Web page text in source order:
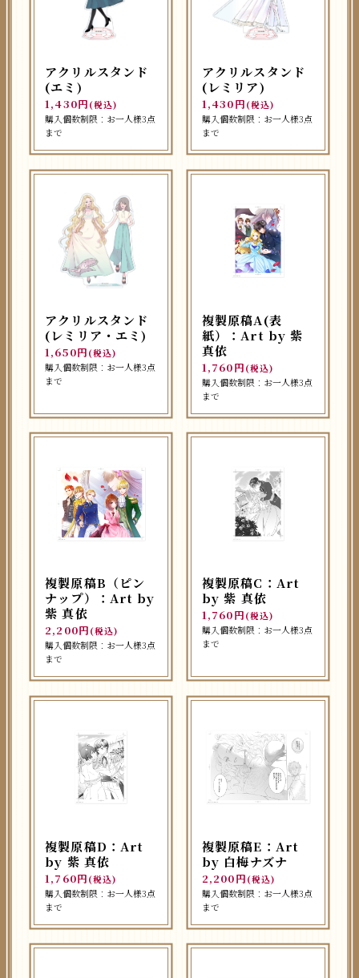
アクリルスタンド
(エミ)
1,430円 (税込)
購入個数制限：お一人様3点
まで
アクリルスタンド
(レミリア)
1,430円 (税込)
購入個数制限：お一人様3点
まで
アクリルスタンド
(レミリア・エミ)
1,650円 (税込)
購入個数制限：お一人様3点
まで
複製原稿A(表
紙）：Art by 紫
真依
1,760円 (税込)
購入個数制限：お一人様3点
まで
複製原稿B（ピン
ナップ）：Art by
紫 真依
2,200円 (税込)
購入個数制限：お一人様3点
まで
複製原稿C：Art
by 紫 真依
1,760円 (税込)
購入個数制限：お一人様3点
まで
複製原稿D：Art
by 紫 真依
1,760円 (税込)
購入個数制限：お一人様3点
まで
複製原稿E：Art
by 白梅ナズナ
2,200円 (税込)
購入個数制限：お一人様3点
まで